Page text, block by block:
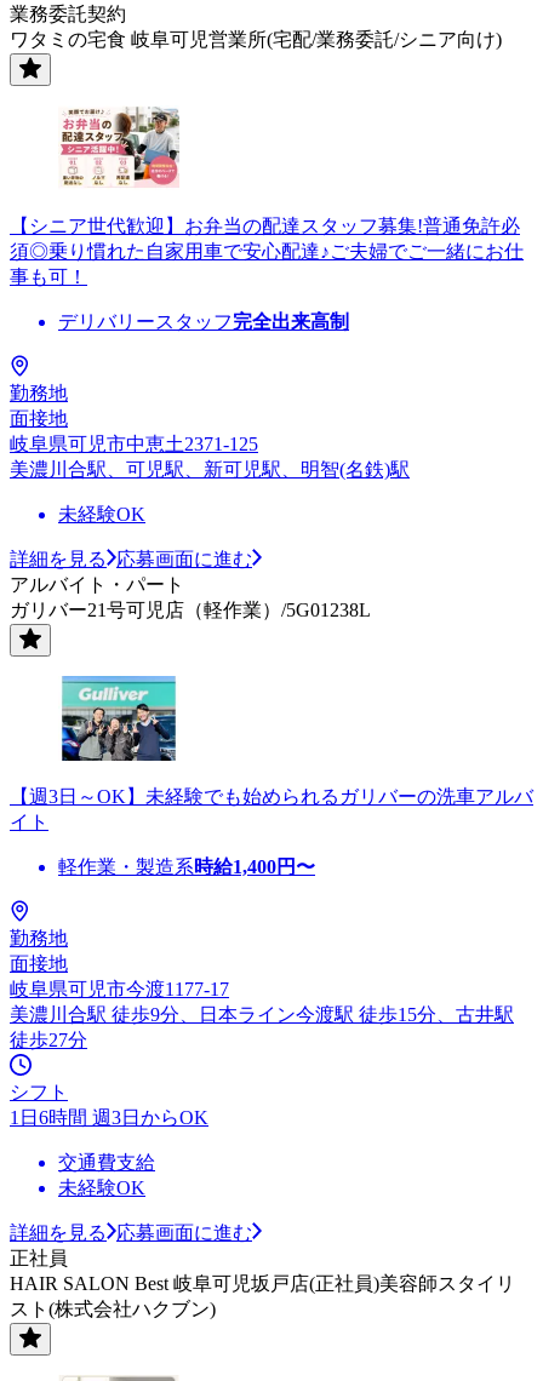
業務委託契約
ワタミの宅食 岐阜可児営業所(宅配/業務委託/シニア向け)
【シニア世代歓迎】お弁当の配達スタッフ募集!普通免許必
須◎乗り慣れた自家用車で安心配達♪ご夫婦でご一緒にお仕
事も可！
デリバリースタッフ完全出来高制
勤務地
面接地
岐阜県可児市中恵土2371-125
美濃川合駅、可児駅、新可児駅、明智(名鉄)駅
未経験OK
詳細を見る
応募画面に進む
アルバイト・パート
ガリバー21号可児店（軽作業）/5G01238L
【週3日～OK】未経験でも始められるガリバーの洗車アルバ
イト
軽作業・製造系時給1,400円〜
勤務地
面接地
岐阜県可児市今渡1177-17
美濃川合駅 徒歩9分、日本ライン今渡駅 徒歩15分、古井駅
徒歩27分
シフト
1日6時間 週3日からOK
交通費支給
未経験OK
詳細を見る
応募画面に進む
正社員
HAIR SALON Best 岐阜可児坂戸店(正社員)美容師スタイリ
スト(株式会社ハクブン)